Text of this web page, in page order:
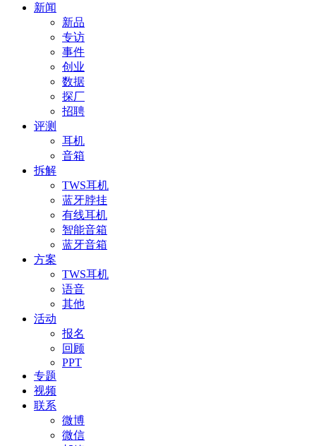
新闻
新品
专访
事件
创业
数据
探厂
招聘
评测
耳机
音箱
拆解
TWS耳机
蓝牙脖挂
有线耳机
智能音箱
蓝牙音箱
方案
TWS耳机
语音
其他
活动
报名
回顾
PPT
专题
视频
联系
微博
微信